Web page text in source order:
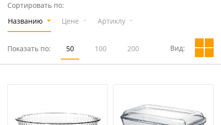
Сортировать по:
Названию
Цене Артиклу
Показать по: 50 100 200 Вид: